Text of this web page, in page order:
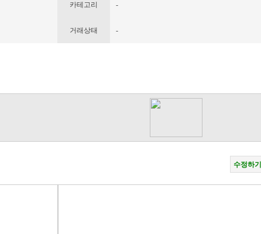
카테고리 -
거래상태 -
수정하기